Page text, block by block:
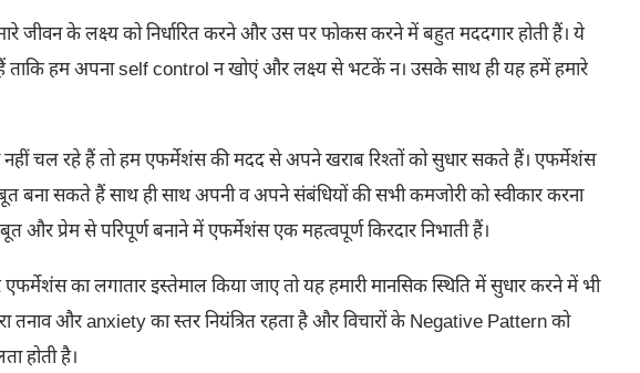
जीवन के लक्ष्य को निर्धारित करने और उस पर फोकस करने में बहुत मददगार होती हैं। ये
हम अपना self control न खोएं और लक्ष्य से भटकें न। उसके साथ ही यह हमें हमारे
नहीं चल रहे हैं तो हम एफर्मेशंस की मदद से अपने खराब रिश्तों को सुधार सकते हैं। एफर्मेशंस
बना सकते हैं साथ ही साथ अपनी व अपने संबंधियों की सभी कमजोरी को स्वीकार करना
और प्रेम से परिपूर्ण बनाने में एफर्मेशंस एक महत्वपूर्ण किरदार निभाती हैं।
का लगातार इस्तेमाल किया जाए तो यह हमारी मानसिक स्थिति में सुधार करने में भी
तनाव और anxiety का स्तर नियंत्रित रहता है और विचारों के Negative Pattern को
होती है।